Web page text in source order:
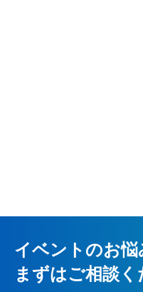
イベントのお悩
まずはご相談く